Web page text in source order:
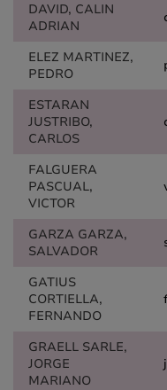
DAVID, CALIN
ADRIAN
ELEZ MARTINEZ,
PEDRO
ESTARAN
JUSTRIBO,
CARLOS
FALGUERA
PASCUAL,
VICTOR
GARZA GARZA,
SALVADOR
GATIUS
CORTIELLA,
FERNANDO
GRAELL SARLE,
JORGE
MARIANO